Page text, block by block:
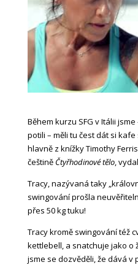
Během kurzu SFG v Itálii
potili – měli tu čest dát si kafe
hlavně z knížky Timothy
češtině Čtyřhodinové tělo,
Tracy, nazývaná taky
swingování prošla
přes 50 kg tuku!
Tracy kromě swingování též
kettlebell, a snatchuje jako o
jsme se dozvěděli, že dává v